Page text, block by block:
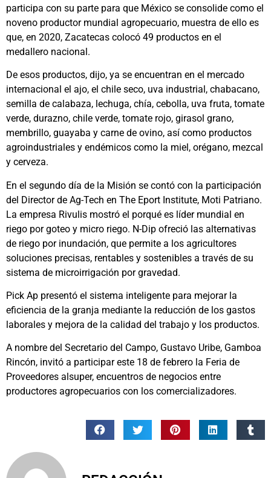
participa con su parte para que México se consolide como el
noveno productor mundial agropecuario, muestra de ello es
que, en 2020, Zacatecas colocó 49 productos en el
medallero nacional.
De esos productos, dijo, ya se encuentran en el mercado
internacional el ajo, el chile seco, uva industrial, chabacano,
semilla de calabaza, lechuga, chía, cebolla, uva fruta, tomate
verde, durazno, chile verde, tomate rojo, girasol grano,
membrillo, guayaba y carne de ovino, así como productos
agroindustriales y endémicos como la miel, orégano, mezcal
y cerveza.
En el segundo día de la Misión se contó con la participación
del Director de Ag-Tech en The Eport Institute, Moti Patriano.
La empresa Rivulis mostró el porqué es líder mundial en
riego por goteo y micro riego. N-Dip ofreció las alternativas
de riego por inundación, que permite a los agricultores
soluciones precisas, rentables y sostenibles a través de su
sistema de microirrigación por gravedad.
Pick Ap presentó el sistema inteligente para mejorar la
eficiencia de la granja mediante la reducción de los gastos
laborales y mejora de la calidad del trabajo y los productos.
A nombre del Secretario del Campo, Gustavo Uribe, Gamboa
Rincón, invitó a participar este 18 de febrero la Feria de
Proveedores alsuper, encuentros de negocios entre
productores agropecuarios con los comercializadores.